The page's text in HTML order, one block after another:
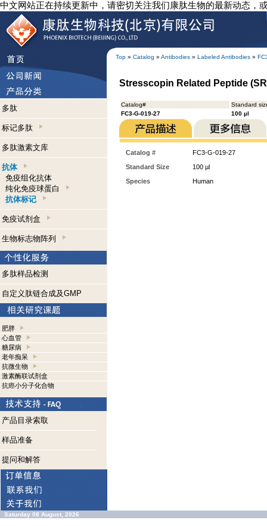
中文网站正在持续更新中，请密切关注我们康肽生物的最新动态，
Top » Catalog » Antibodies » Labeled Antibodies »
多肽
标记多肽
多肽激素文库
抗体
免疫组化抗体
纯化免疫球蛋白
抗体标记
免疫试剂盒
生物标志物阵列
多肽样品检测
自定义肽链合成及GMP
肥胖
心血管
糖尿病
老年痴呆
抗微生物
激素酶联试剂盒
抗癌小分子化合物
产品目录索取
样品准备
提问和解答
Stresscopin Related Peptide
Catalog#
Standard
FC3-G-019-27
100 µl
Catalog #
FC3-G-019-27
Standard Size
100 µl
Species
Human
Saturday 08 August, 2026